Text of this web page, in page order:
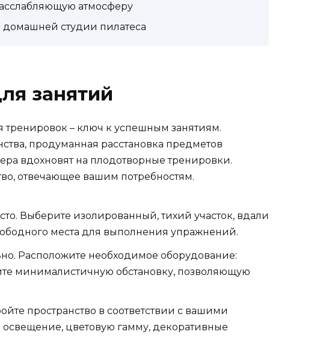
атмосферу
студии пилатеса
занятий
– ключ к успешным занятиям.
продуманная расстановка предметов
вдохновят на плодотворные тренировки.
отвечающее вашим потребностям.
Выберите изолированный, тихий участок, вдали
места для выполнения упражнений.
Расположите необходимое оборудование:
минималистичную обстановку, позволяющую
пространство в соответствии с вашими
цветовую гамму, декоративные